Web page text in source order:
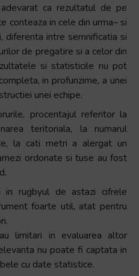
ca rezultatul de pe
conteaza in cele din urma– si
diferenta intre semnificatia si
de pregatire si a celor din
si statisticile nu pot
in profunzime, a unei
unei echipe.
procentajul referitor la
teritoriala, la numarul
la cati metri a alergat un
ordonate si tuse au fost
in rugbyul de astazi cifrele
foarte util, atat pentru
limitari in evaluarea altor
nu poate fi captata in
cu date statistice.